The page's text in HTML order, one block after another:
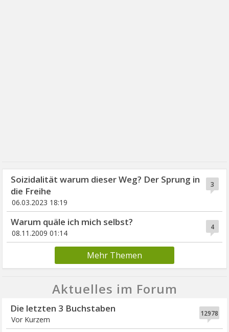
3
Soizidalität warum dieser Weg? Der Sprung in
die Freihe
06.03.2023 18:19
4
Warum quäle ich mich selbst?
08.11.2009 01:14
Mehr Themen
Aktuelles im Forum
12978
Die letzten 3 Buchstaben
Vor Kurzem